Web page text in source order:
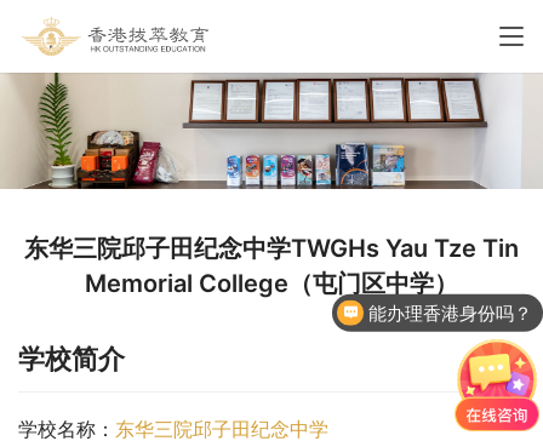
东华三院邱子田纪念中学TWGHs Yau Tze Tin
Memorial College（屯门区中学）
学校简介
学校名称： 东华三院邱子田纪念中学
能办理香港身份吗？